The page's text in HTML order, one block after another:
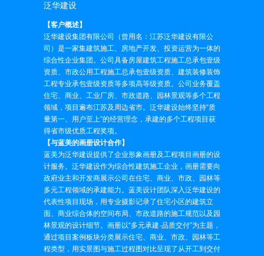
泛华建设
【客户概述】
泛华建设集团有限公司（曾用名：江苏泛华建设有限公
司）是一家集建筑施工、房地产开发、投资运营为一体的
综合性企业集团。公司具备房屋建筑工程施工总承包壹级
资质、市政公用工程施工总承包壹级资质、建筑装修装饰
工程专业承包壹级资质等多项高等级资质。公司业务覆盖
住宅、商业、工业厂房、市政道路、园林景观等多个工程
领域，项目遍布江苏及周边省市。泛华建设始终坚持“质
量第一、用户至上”的经营理念，承建的多个工程项目获
得省市级优质工程奖项。
【与蓝美的画册设计合作】
蓝美为泛华建设提供了企业形象画册及工程项目画册的设
计服务。泛华建设作为综合性建筑施工企业，画册需要向
政府业主和开发商展示公司在住宅、商业、市政、园林等
多元工程领域的承建能力。蓝美设计团队深入泛华建设的
代表性项目现场，用专业摄影记录了住宅小区的建筑立
面、商业综合体的空间布局、市政道路的施工规范以及园
林景观的设计细节。画册以“多元承建·品质交付”为主题，
通过项目案例板块分类展示住宅、商业、市政、园林等工
程类型，用实景图与施工过程图对比呈现了从开工到交付